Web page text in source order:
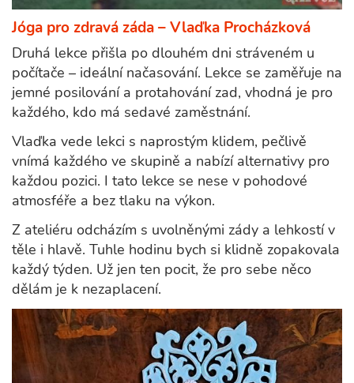
Jóga pro zdravá záda – Vlaďka Procházková
Druhá lekce přišla po dlouhém dni stráveném u
počítače – ideální načasování. Lekce se zaměřuje na
jemné posilování a protahování zad, vhodná je pro
každého, kdo má sedavé zaměstnání.
Vlaďka vede lekci s naprostým klidem, pečlivě
vnímá každého ve skupině a nabízí alternativy pro
každou pozici. I tato lekce se nese v pohodové
atmosféře a bez tlaku na výkon.
Z ateliéru odcházím s uvolněnými zády a lehkostí v
těle i hlavě. Tuhle hodinu bych si klidně zopakovala
každý týden. Už jen ten pocit, že pro sebe něco
dělám je k nezaplacení.